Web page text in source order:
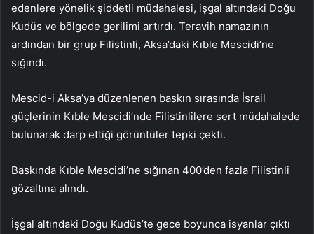
edenlere yönelik şiddetli müdahalesi, işgal altındaki Doğu
Kudüs ve bölgede gerilimi artırdı. Teravih namazının
ardından bir grup Filistinli, Aksa’daki Kıble Mescidi’ne
sığındı.
Mescid-i Aksa’ya düzenlenen baskın sırasında İsrail
güçlerinin Kıble Mescidi’nde Filistinlilere sert müdahalede
bulunarak darp ettiği görüntüler tepki çekti.
Baskında Kıble Mescidi’ne sığınan 400’den fazla Filistinli
gözaltına alındı.
İşgal altındaki Doğu Kudüs’te gece boyunca isyanlar çıktı